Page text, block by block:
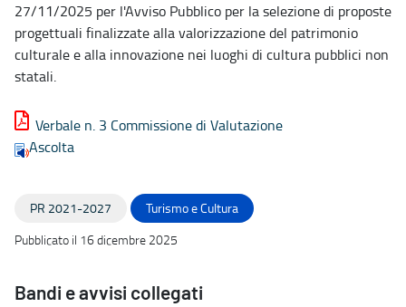
27/11/2025 per l'Avviso Pubblico per la selezione di proposte
progettuali finalizzate alla valorizzazione del patrimonio
culturale e alla innovazione nei luoghi di cultura pubblici non
statali.
Verbale n. 3 Commissione di Valutazione
Ascolta
PR 2021-2027
Turismo e Cultura
Pubblicato il 16 dicembre 2025
Bandi e avvisi collegati